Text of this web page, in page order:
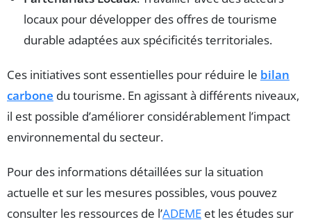
locaux pour développer des offres de tourisme
durable adaptées aux spécificités territoriales.
Ces initiatives sont essentielles pour réduire le bilan
carbone du tourisme. En agissant à différents niveaux,
il est possible d’améliorer considérablement l’impact
environnemental du secteur.
Pour des informations détaillées sur la situation
actuelle et sur les mesures possibles, vous pouvez
consulter les ressources de l’ADEME et les études sur